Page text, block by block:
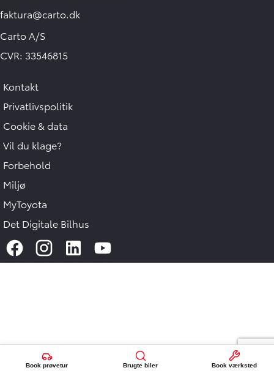
Book prøvetur Brugte biler Book værksted
faktura@carto.dk
Carto A/S
CVR: 33546815
Kontakt
Privatlivspolitik
Cookie & data
Vil du klage?
Forbehold
Miljø
MyToyota
Det Digitale Bilhus